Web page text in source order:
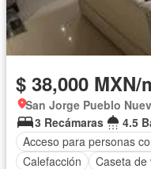
$ 38,000 MXN/
San Jorge Pueblo
3 Recámaras
4.5
Acceso para personas
Calefacción
Caseta de